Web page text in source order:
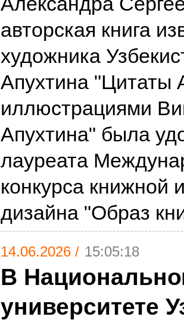
авторская книга
художника
Апухтина "Цитаты
иллюстрациями
Апухтина" была
лауреата
конкурса книжной
дизайна "Образ
14.06.2026 / 15:05:18
В
университете